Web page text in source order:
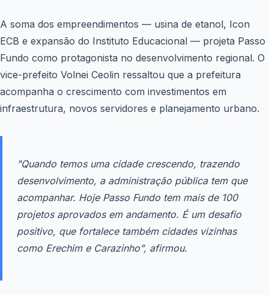
A soma dos empreendimentos — usina de etanol, Icon
ECB e expansão do Instituto Educacional — projeta Passo
Fundo como protagonista no desenvolvimento regional. O
vice-prefeito Volnei Ceolin ressaltou que a prefeitura
acompanha o crescimento com investimentos em
infraestrutura, novos servidores e planejamento urbano.
"Quando temos uma cidade crescendo, trazendo
desenvolvimento, a administração pública tem que
acompanhar. Hoje Passo Fundo tem mais de 100
projetos aprovados em andamento. É um desafio
positivo, que fortalece também cidades vizinhas
como Erechim e Carazinho", afirmou.